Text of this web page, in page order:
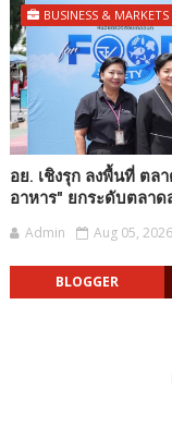
BUSINESS & MARKETS
อย. เชิงรุก ลงพื้นที่ ตล
อาหาร" ยกระดับตลาด
Admin Aug 05, 2026
BLOGGER